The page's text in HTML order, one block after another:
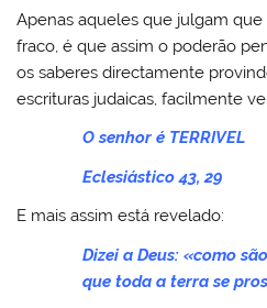
Apenas aqueles que julgam
fraco, é que assim o poderão
os saberes directamente
escrituras judaicas, facilmente
O senhor é TERRIVEL
Eclesiástico 43, 29
E mais assim está revelado:
Dizei a Deus: «como
que toda a terra se